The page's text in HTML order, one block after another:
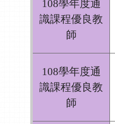
108學年度通
識課程優良教
師
108學年度通
識課程優良教
師